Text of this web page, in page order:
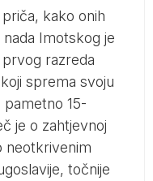
kako onih
Imotskog je
razreda
sprema svoju
15-
je o zahtjevnoj
neotkrivenim
točnije